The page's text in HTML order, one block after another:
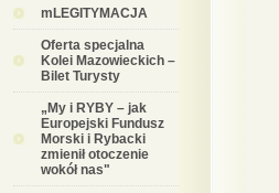
mLEGITYMACJA
Oferta specjalna
Kolei Mazowieckich –
Bilet Turysty
„My i RYBY – jak
Europejski Fundusz
Morski i Rybacki
zmienił otoczenie
wokół nas"